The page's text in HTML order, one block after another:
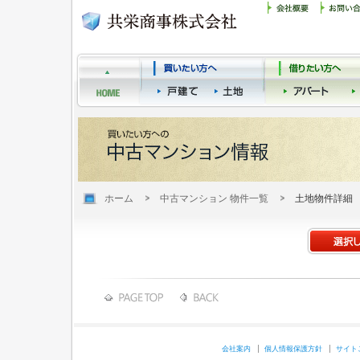
ホーム 中古マンション 物件一覧 土地物件詳細
会社案内 個人情報保護方針 サイト